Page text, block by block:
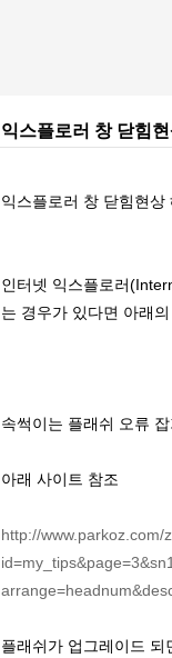
익스플로러 창 닫힘현
익스플로러 창 닫힘현상
인터넷 익스플로러
는 경우가 있다면 아래
속썩이는 플래쉬 오류 잡
아래 사이트 참조
http://www.parkoz.com/
플래쉬가 업그레이드